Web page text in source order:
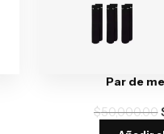
Par de
$50,000.00